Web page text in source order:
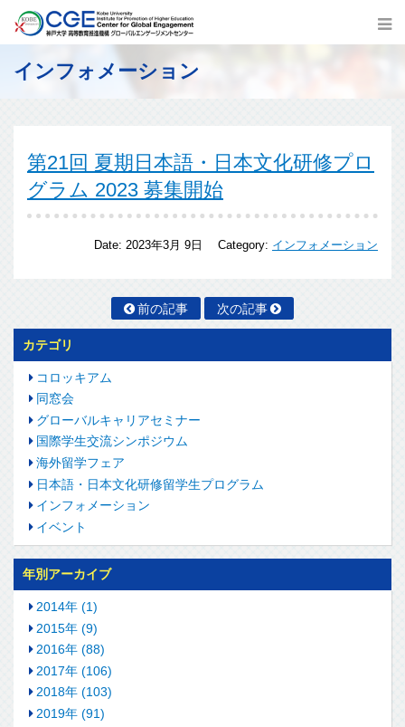
インフォメーション
第21回 夏期日本語・日本文化研修プロ
グラム 2023 募集開始
Date:2023年3月 9日 Category: インフォメーション
前の記事 次の記事
カテゴリ
コロッキアム
同窓会
グローバルキャリアセミナー
国際学生交流シンポジウム
海外留学フェア
日本語・日本文化研修留学生プログラム
インフォメーション
イベント
年別アーカイブ
2014年 (1)
2015年 (9)
2016年 (88)
2017年 (106)
2018年 (103)
2019年 (91)